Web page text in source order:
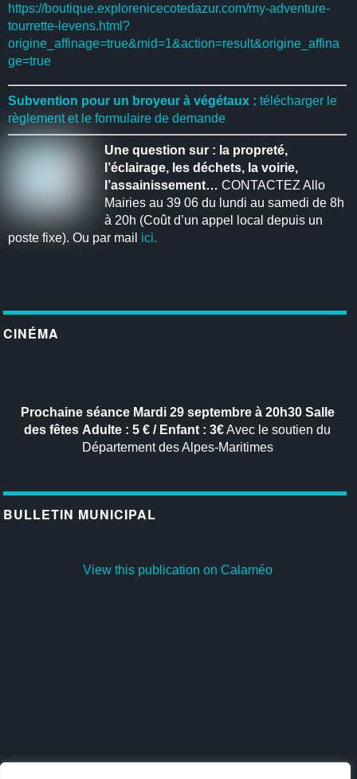
https://boutique.explorenicecotedazur.com/my-adventure-
tourrette-levens.html?
origine_affinage=true&mid=1&action=result&origine_affina
ge=true
Subvention pour un broyeur à végétaux : télécharger le
règlement et le formulaire de demande
Une question sur : la propreté,
l’éclairage, les déchets, la voirie,
l’assainissement… CONTACTEZ Allo
Mairies au 39 06 du lundi au samedi de 8h
à 20h (Coût d’un appel local depuis un
poste fixe). Ou par mail ici.
CINÉMA
Prochaine séanceMardi 29 septembre à 20h30 Salle
des fêtes Adulte : 5 € / Enfant : 3€Avec le soutien du
Département des Alpes-Maritimes
BULLETIN MUNICIPAL
View this publication on Calaméo